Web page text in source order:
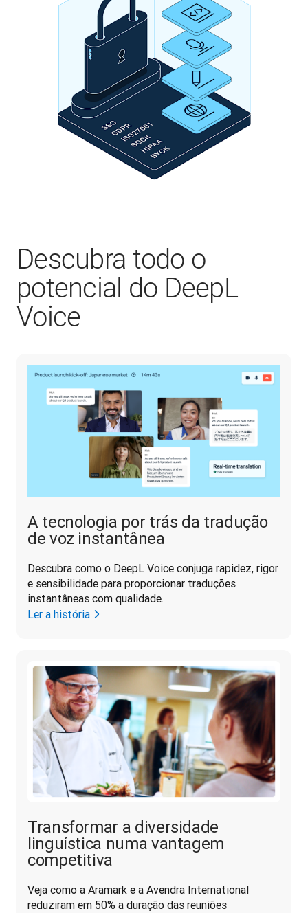
Descubra todo o
potencial do DeepL
Voice
A tecnologia por trás da tradução
de voz instantânea
Descubra como o DeepL Voice conjuga rapidez, rigor
e sensibilidade para proporcionar traduções
instantâneas com qualidade.
Ler a história
Transformar a diversidade
linguística numa vantagem
competitiva
Veja como a Aramark e a Avendra International
reduziram em 50% a duração das reuniões